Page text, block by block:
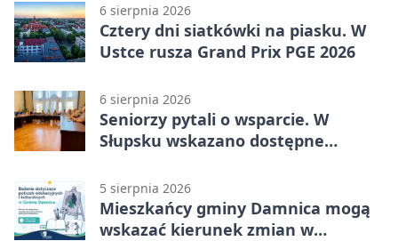
6 sierpnia 2026
Cztery dni siatkówki na piasku. W
Ustce rusza Grand Prix PGE 2026
6 sierpnia 2026
Seniorzy pytali o wsparcie. W
Słupsku wskazano dostępne
5 sierpnia 2026
Mieszkańcy gminy Damnica mogą
wskazać kierunek zmian w